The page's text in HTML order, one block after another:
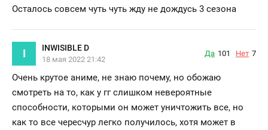
Осталось совсем чуть чуть жду не дождусь 3 сезона
I INWISIBLE D
18 мая 2022 21:42
Да 101 Нет 7
Очень крутое аниме, не знаю почему, но обожаю
смотреть на то, как у гг слишком невероятные
способности, которыми он может уничтожить все, но
как то все чересчур легко получилось, хотя может в